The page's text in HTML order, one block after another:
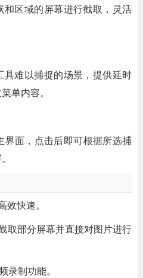
和区域的屏幕进行截取，灵活
难以捕捉的场景，提供延时
单内容。
界面，点击后即可根据所选捕
快速。
取部分屏幕并直接对图片进行
录制功能。